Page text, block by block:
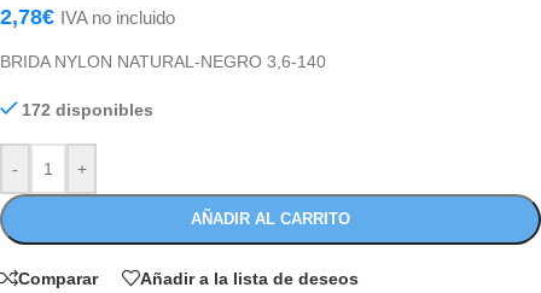
2,78€ IVA no incluido
BRIDA NYLON NATURAL-NEGRO 3,6-140
172 disponibles
- +
AÑADIR AL CARRITO
Comparar Añadir a la lista de deseos